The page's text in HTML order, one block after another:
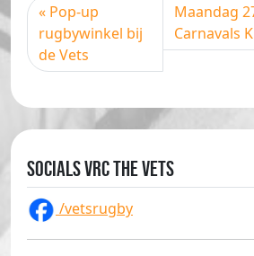
Pop-up
rugbywinkel bij
de Vets
Maandag
Carnavals
Socials VRC The Vets
/vetsrugby